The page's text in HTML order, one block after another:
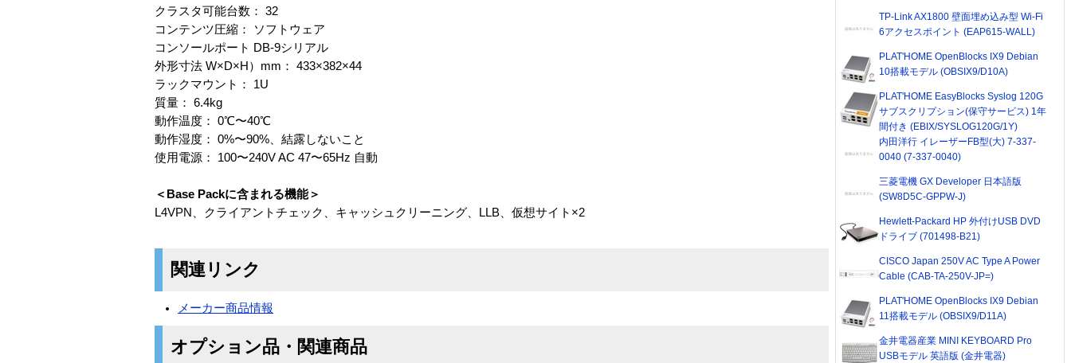
クラスタ可能台数： 32
コンテンツ圧縮： ソフトウェア
コンソールポート DB-9シリアル
外形寸法 W×D×H）mm： 433×382×44
ラックマウント： 1U
質量： 6.4kg
動作温度： 0℃〜40℃
動作湿度： 0%〜90%、結露しないこと
使用電源： 100〜240V AC 47〜65Hz 自動
＜Base Packに含まれる機能＞
L4VPN、クライアントチェック、キャッシュクリーニング、LLB、仮想サイト×2
関連リンク
メーカー商品情報
オプション品・関連商品
TP-Link AX1800 壁面埋め込み型 Wi-Fi
6アクセスポイント (EAP615-WALL)
PLAT'HOME OpenBlocks IX9 Debian
10搭載モデル (OBSIX9/D10A)
PLAT'HOME EasyBlocks Syslog 120G
サブスクリプション(保守サービス) 1年
間付き (EBIX/SYSLOG120G/1Y)
内田洋行 イレーザーFB型(大) 7-337-
0040 (7-337-0040)
三菱電機 GX Developer 日本語版
(SW8D5C-GPPW-J)
Hewlett-Packard HP 外付けUSB DVD
ドライブ (701498-B21)
CISCO Japan 250V AC Type A Power
Cable (CAB-TA-250V-JP=)
PLAT'HOME OpenBlocks IX9 Debian
11搭載モデル (OBSIX9/D11A)
金井電器産業 MINI KEYBOARD Pro
USBモデル 英語版 (金井電器)